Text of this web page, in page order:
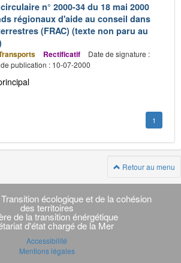
n° 2000-34 du 18 mai 2000
régionaux d'aide au conseil dans
(FRAC) (texte non paru au
Rectificatif
Date de signature :
publication : 10-07-2000
1
Retour au menu
écologique et de la cohésion
des territoires
de la transition énérgétique
d'état chargé de la Mer
Accessibilité
Mentions légales